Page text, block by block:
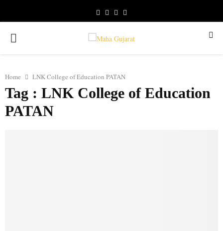
Facebook
Youtube
Email
PRIMARY
Home LNK College of Education PATAN
Tag : LNK College of Education
PATAN